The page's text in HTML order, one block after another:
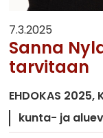
7.3.2025
Sanna
tarvitaan
EHDOKAS 2025
kunta- ja